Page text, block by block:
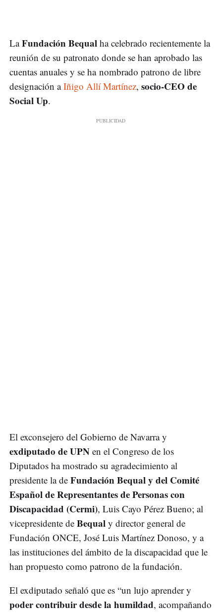
LaFundación Bequal ha celebrado recientemente la
reunión de su patronato donde se han aprobado las
cuentas anuales y se ha nombrado patrono de libre
designación aIñigo Allí Martínez, socio-CEO de
Social Up.
El exconsejero del Gobierno de Navarra y
exdiputado de UPN en el Congreso de los
Diputados ha mostrado su agradecimiento al
presidente la de Fundación Bequal y del Comité
Español de Representantes de Personas con
Discapacidad (Cermi), Luis Cayo Pérez Bueno; al
vicepresidente de Bequal y director general de
Fundación ONCE, José Luis Martínez Donoso, y a
las instituciones del ámbito de la discapacidad que le
han propuesto como patrono de la fundación.
El exdiputado señaló que es “un lujo aprender y
poder contribuir desde la humildad, acompañando